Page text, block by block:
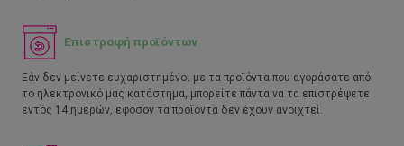
Επιστροφή προϊόντων
Εάν δεν μείνετε ευχαριστημένοι με τα προϊόντα που αγοράσατε από
το ηλεκτρονικό μας κατάστημα, μπορείτε πάντα να τα επιστρέψετε
εντός 14 ημερών, εφόσον τα προϊόντα δεν έχουν ανοιχτεί.